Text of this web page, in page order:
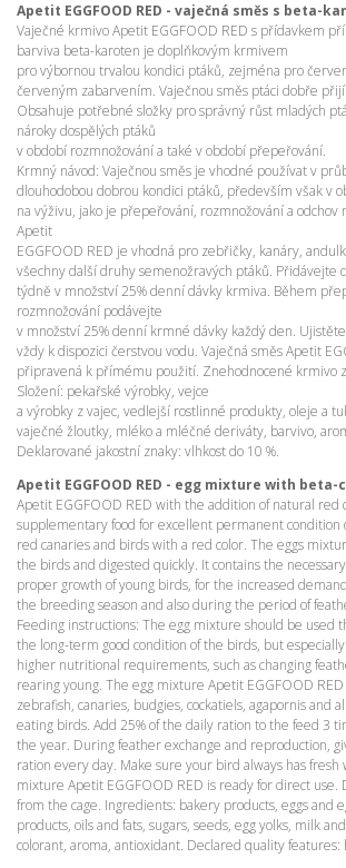
Apetit EGGFOOD RED - vaječná směs s beta-
Vaječné krmivo Apetit EGGFOOD RED s přídavkem
barviva beta-karoten je doplňkovým krmivem
pro výbornou trvalou kondici ptáků, zejména pro
červeným zabarvením. Vaječnou směs ptáci dobře
Obsahuje potřebné složky pro správný růst mladých
nároky dospělých ptáků
v období rozmnožování a také v období přepeřování.
Krmný návod: Vaječnou směs je vhodné používat v
dlouhodobou dobrou kondici ptáků, především však v
na výživu, jako je přepeřování, rozmnožování a odchov
Apetit
EGGFOOD RED je vhodná pro zebřičky, kanáry,
všechny další druhy semenožravých ptáků. Přidávejte
týdně v množství 25% denní dávky krmiva. Během
rozmnožování podávejte
v množství 25% denní krmné dávky každý den.
vždy k dispozici čerstvou vodu. Vaječná směs Apetit
připravená k přímému použití. Znehodnocené krmivo
Složení: pekařské výrobky, vejce
a výrobky z vajec, vedlejší rostlinné produkty, oleje a
vaječné žloutky, mléko a mléčné deriváty, barvivo,
Deklarované jakostní znaky: vlhkost do 10 %.
Apetit EGGFOOD RED - egg mixture with
Apetit EGGFOOD RED with the addition of natural red
supplementary food for excellent permanent condition
red canaries and birds with a red color. The eggs
the birds and digested quickly. It contains the
proper growth of young birds, for the increased
the breeding season and also during the period of
Feeding instructions: The egg mixture should be used
the long-term good condition of the birds, but
higher nutritional requirements, such as changing
rearing young. The egg mixture Apetit EGGFOOD
zebrafish, canaries, budgies, cockatiels, agapornis and
eating birds. Add 25% of the daily ration to the feed 3
the year. During feather exchange and reproduction,
ration every day. Make sure your bird always has fresh
mixture Apetit EGGFOOD RED is ready for direct use.
from the cage. Ingredients: bakery products, eggs and
products, oils and fats, sugars, seeds, egg yolks, milk
colorant, aroma, antioxidant. Declared quality